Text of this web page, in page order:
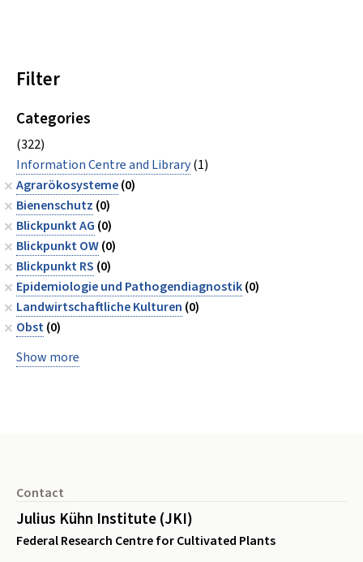
Filter
Categories
(322)
Information Centre and Library(1)
Agrarökosysteme(0)
Bienenschutz (0)
Blickpunkt AG (0)
Blickpunkt OW(0)
Blickpunkt RS (0)
Epidemiologie und Pathogendiagnostik(0)
Landwirtschaftliche Kulturen (0)
Obst(0)
Show more
Contact
Julius Kühn Institute (JKI)
Federal Research Centre for Cultivated Plants